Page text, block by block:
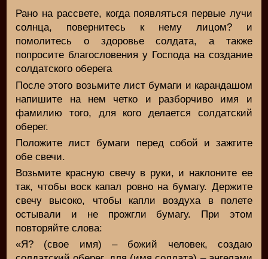
Рано на рассвете, когда появляться первые лучи
солнца, повернитесь к нему лицом? и
помолитесь о здоровье солдата, а также
попросите благословения у Господа на создание
солдатского оберега
После этого возьмите лист бумаги и карандашом
напишите на нем четко и разборчиво имя и
фамилию того, для кого делается солдатский
оберег.
Положите лист бумаги перед собой и зажгите
обе свечи.
Возьмите красную свечу в руки, и наклоните ее
так, чтобы воск капал ровно на бумагу. Держите
свечу высоко, чтобы капли воздуха в полете
остывали и не прожгли бумагу. При этом
повторяйте слова:
«Я? (свое имя) – божий человек, создаю